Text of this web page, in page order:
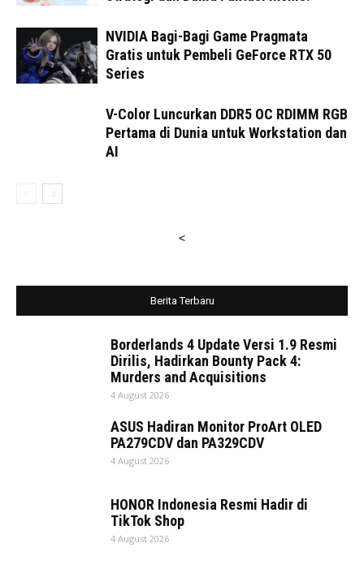
NVIDIA Bagi-Bagi Game Pragmata
Gratis untuk Pembeli GeForce RTX 50
Series
V-Color Luncurkan DDR5 OC RDIMM RGB
Pertama di Dunia untuk Workstation dan
AI
<
Berita Terbaru
Borderlands 4 Update Versi 1.9 Resmi
Dirilis, Hadirkan Bounty Pack 4:
Murders and Acquisitions
4 August 2026
ASUS Hadiran Monitor ProArt OLED
PA279CDV dan PA329CDV
4 August 2026
HONOR Indonesia Resmi Hadir di
TikTok Shop
4 August 2026